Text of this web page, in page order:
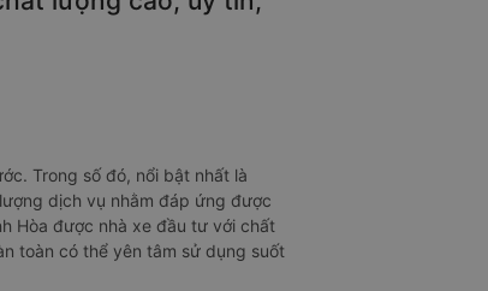
Trong số đó, nổi bật nhất là
dịch vụ nhằm đáp ứng được
Hòa được nhà xe đầu tư với chất
toàn có thể yên tâm sử dụng suốt